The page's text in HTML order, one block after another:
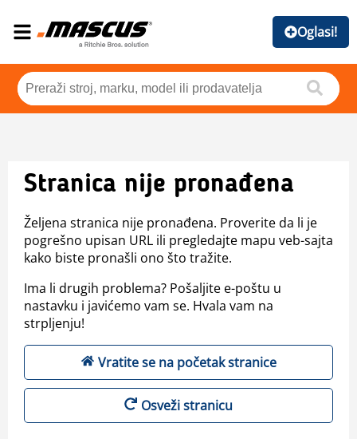
Oglasi!
Stranica nije pronađena
Željena stranica nije pronađena. Proverite da li je
pogrešno upisan URL ili pregledajte mapu veb-sajta
kako biste pronašli ono što tražite.
Ima li drugih problema? Pošaljite e-poštu u
nastavku i javićemo vam se. Hvala vam na
strpljenju!
Vratite se na početak stranice
Osveži stranicu